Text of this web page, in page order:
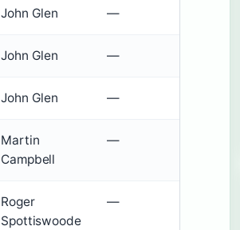
John Glen —
John Glen —
John Glen —
Martin
Campbell
—
Roger
Spottiswoode
—